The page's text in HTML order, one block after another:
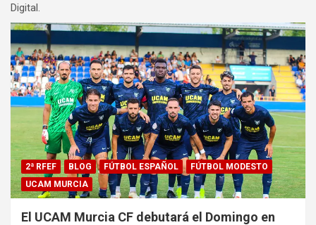
Digital.
2ª RFEF BLOG FÚTBOL ESPAÑOL
FÚTBOL MODESTO
UCAM MURCIA
El UCAM Murcia CF debutará el Domingo en